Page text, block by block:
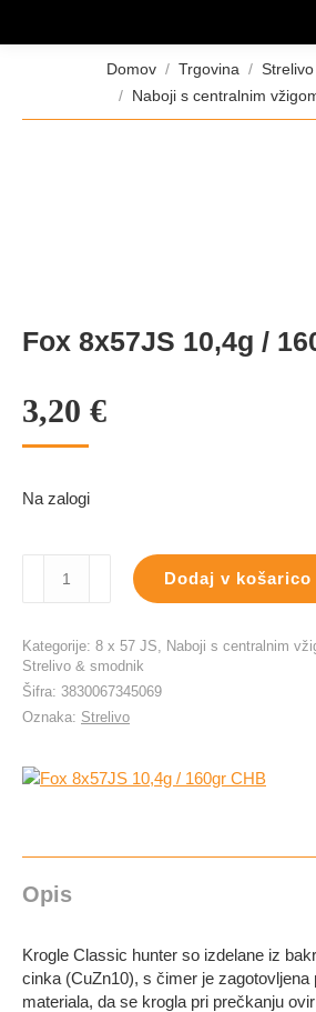
Domov Trgovina
Naboji s centralnim
Fox 8x57JS 10,4g /
3,20 €
Na zalogi
8x57JS
160gr
CHB
Dodaj v košarico
Kategorije: 8 x 57 JS, Naboji s centralnim
Strelivo & smodnik
Šifra: 3830067345069
Oznaka: Strelivo
Opis
Krogle Classic hunter so izdelane iz
cinka (CuZn10), s čimer je zagotovljena
materiala, da se krogla pri prečkanju